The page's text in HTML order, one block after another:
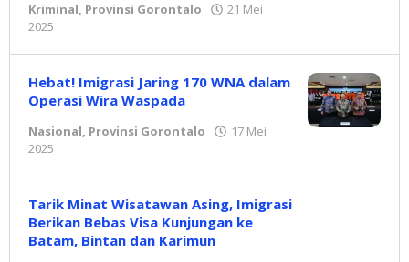
Kriminal, Provinsi Gorontalo
21 Mei
2025
Hebat! Imigrasi Jaring 170 WNA dalam
Operasi Wira Waspada
Nasional, Provinsi Gorontalo
17 Mei
2025
Tarik Minat Wisatawan Asing, Imigrasi
Berikan Bebas Visa Kunjungan ke
Batam, Bintan dan Karimun